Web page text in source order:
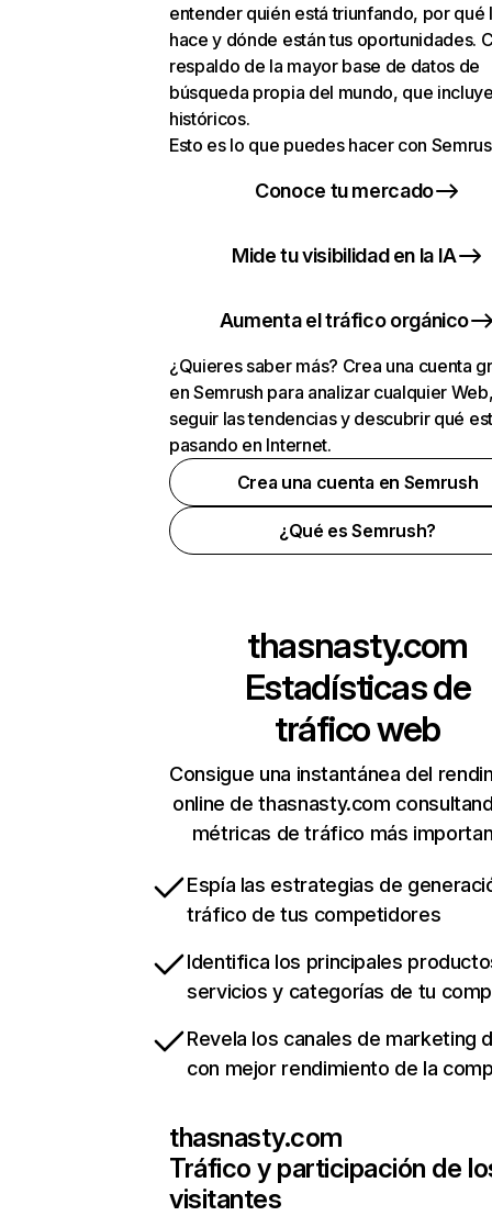
entender quién está triunfando, por qué
hace y dónde están tus oportunidades.
respaldo de la mayor base de datos de
búsqueda propia del mundo, que
históricos.
Esto es lo que puedes hacer con
Conoce tu mercado
Mide tu visibilidad en la IA
Aumenta el tráfico orgánico
¿Quieres saber más? Crea una cuenta
en Semrush para analizar cualquier
seguir las tendencias y descubrir qué
pasando en Internet.
Crea una cuenta en Semrush
¿Qué es Semrush?
thasnasty.com
Estadísticas de
tráfico web
Consigue una instantánea del
online de thasnasty.com
métricas de tráfico más
Espía las estrategias de
tráfico de tus competidores
Identifica los principales
servicios y categorías de tu
Revela los canales de marketing
con mejor rendimiento de la
thasnasty.com
Tráfico y participación de
visitantes